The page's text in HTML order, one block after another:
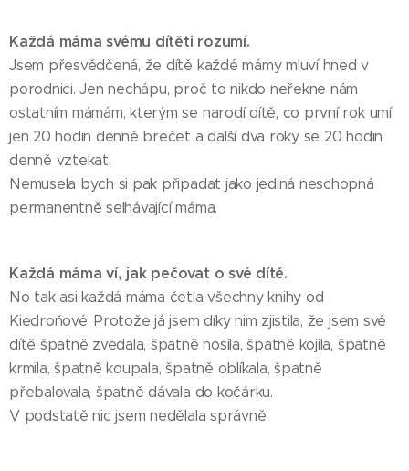
Každá máma svému dítěti rozumí.
Jsem přesvědčená, že dítě každé mámy mluví hned v
porodnici. Jen nechápu, proč to nikdo neřekne nám
ostatním mámám, kterým se narodí dítě, co první rok umí
jen 20 hodin denně brečet a další dva roky se 20 hodin
denně vztekat.
Nemusela bych si pak připadat jako jediná neschopná
permanentně selhávající máma.
Každá máma ví, jak pečovat o své dítě.
No tak asi každá máma četla všechny knihy od
Kiedroňové. Protože já jsem díky nim zjistila, že jsem své
dítě špatně zvedala, špatně nosila, špatně kojila, špatně
krmila, špatně koupala, špatně oblíkala, špatně
přebalovala, špatně dávala do kočárku.
V podstatě nic jsem nedělala správně.